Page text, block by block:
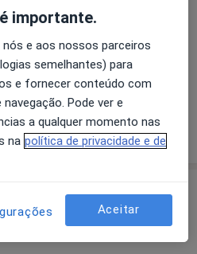
+3a11y_sr_more_diseases
detalhes
sobre a experiência
importante.
e aos nossos parceiros
semelhantes) para
e fornecer conteúdo com
Pode ver e
a qualquer momento nas
na política de privacidade e de
Aceitar